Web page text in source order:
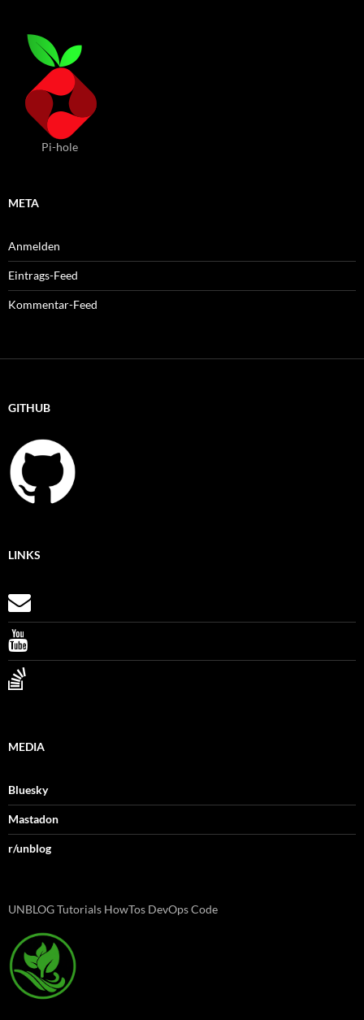
Pi-hole
META
Anmelden
Eintrags-Feed
Kommentar-Feed
GITHUB
LINKS
MEDIA
Bluesky
Mastadon
r/unblog
UNBLOG Tutorials HowTos DevOps Code